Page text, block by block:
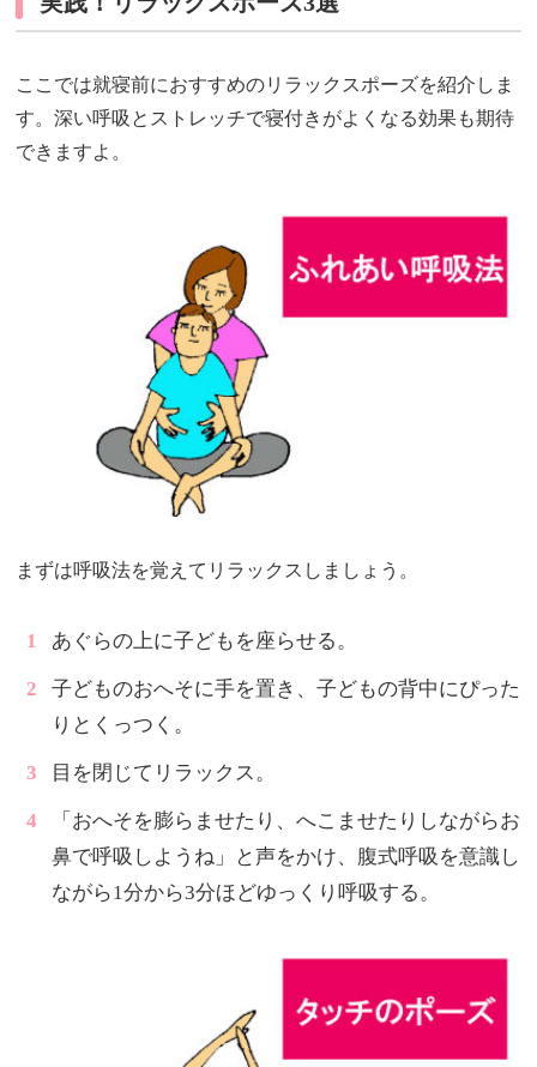
ここでは就寝前におすすめのリラックスポーズを紹介しま
す。深い呼吸とストレッチで寝付きがよくなる効果も期待
できますよ。
まずは呼吸法を覚えてリラックスしましょう。
あぐらの上に子どもを座らせる。
子どものおへそに手を置き、子どもの背中にぴった
りとくっつく。
目を閉じてリラックス。
「おへそを膨らませたり、へこませたりしながらお
鼻で呼吸しようね」と声をかけ、腹式呼吸を意識し
ながら1分から3分ほどゆっくり呼吸する。